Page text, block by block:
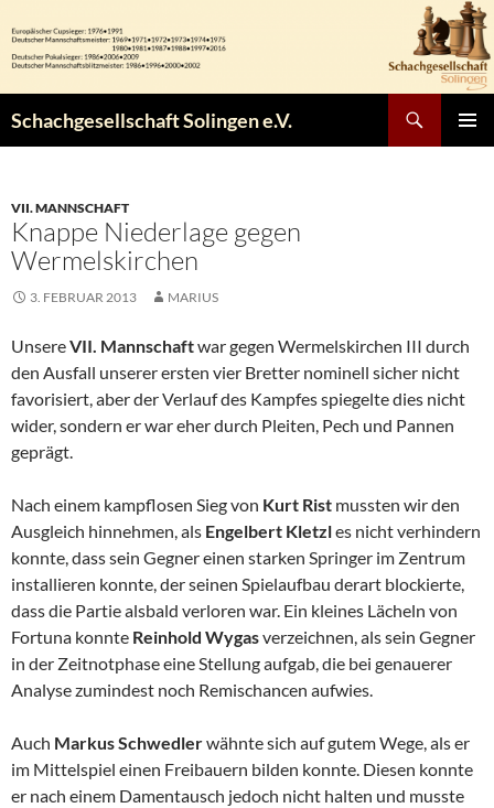
Inhalt
springen
Schachgesellschaft Solingen e.V.
VII. MANNSCHAFT
Knappe Niederlage gegen
Wermelskirchen
3. FEBRUAR 2013 MARIUS
UnsereVII. Mannschaftwar gegen Wermelskirchen III durch
den Ausfall unserer ersten vier Bretter nominell sicher nicht
favorisiert, aber der Verlauf des Kampfes spiegelte dies nicht
wider, sondern er war eher durch Pleiten, Pech und Pannen
geprägt.
Nach einem kampflosen Sieg von Kurt Rist mussten wir den
Ausgleich hinnehmen, als Engelbert Kletzles nicht verhindern
konnte, dass sein Gegner einen starken Springer im Zentrum
installieren konnte, der seinen Spielaufbau derart blockierte,
dass die Partie alsbald verloren war. Ein kleines Lächeln von
Fortuna konnte Reinhold Wygasverzeichnen, als sein Gegner
in der Zeitnotphase eine Stellung aufgab, die bei genauerer
Analyse zumindest noch Remischancen aufwies.
Auch Markus Schwedlerwähnte sich auf gutem Wege, als er
im Mittelspiel einen Freibauern bilden konnte. Diesen konnte
er nach einem Damentausch jedoch nicht halten und musste